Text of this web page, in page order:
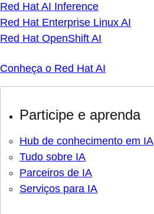
Red Hat AI Inference
Red Hat Enterprise Linux AI
Red Hat OpenShift AI
Conheça o Red Hat AI
Participe e aprenda
Hub de conhecimento em IA
Tudo sobre IA
Parceiros de IA
Serviços para IA